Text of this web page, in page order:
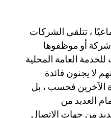
، تتلقى الشركات
شركة أو موظفوها
للخدمة العامة المحلية
لا يجنون فائدة
الآخرين فحسب ، بل
العديد من
من جهات الاتصال